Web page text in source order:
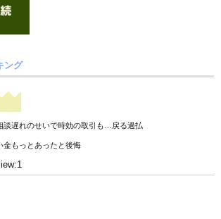
ング
談遅れのせいで時効の取引も…戻る過払
金もっとあったと後悔